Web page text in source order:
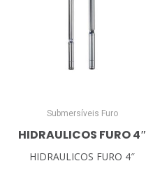
Submersíveis Furo
HIDRAULICOS FURO 4″
HIDRAULICOS FURO 4″